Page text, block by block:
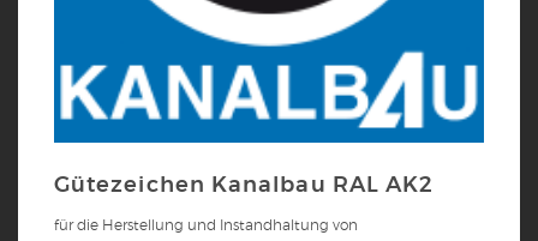
Gütezeichen Kanalbau RAL AK2
für die Herstellung und Instandhaltung von